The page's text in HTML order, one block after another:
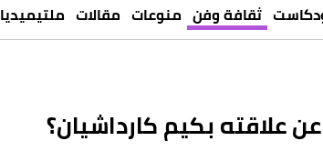
ثقافة وفن منوعات مقالات ملتيميديا
علاقته بكيم كارداشيان؟